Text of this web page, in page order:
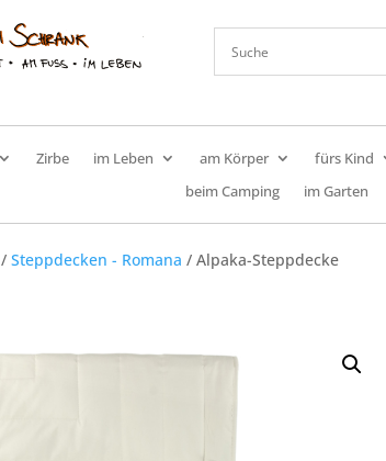
Zirbe im Leben am Körper fürs Kind
beim Camping
im Garten
/Steppdecken - Romana / Alpaka-Steppdecke